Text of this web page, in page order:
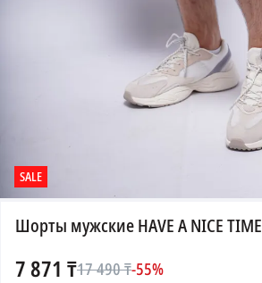
SALE
Шорты мужские HAVE A NICE TIME
7 871 ₸17 490₸-55%